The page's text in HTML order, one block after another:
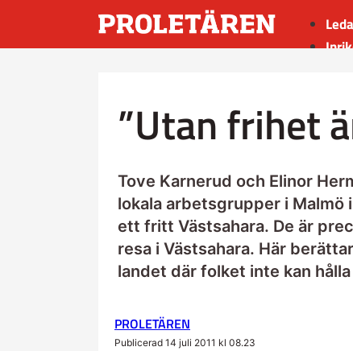
”Utan frihet
Tove Karnerud och Elinor
lokala arbetsgrupper i Malmö
ett fritt Västsahara. De är
resa i Västsahara. Här
landet där folket inte kan
PROLETÄREN
Publicerad 14 juli 2011 kl 08.23